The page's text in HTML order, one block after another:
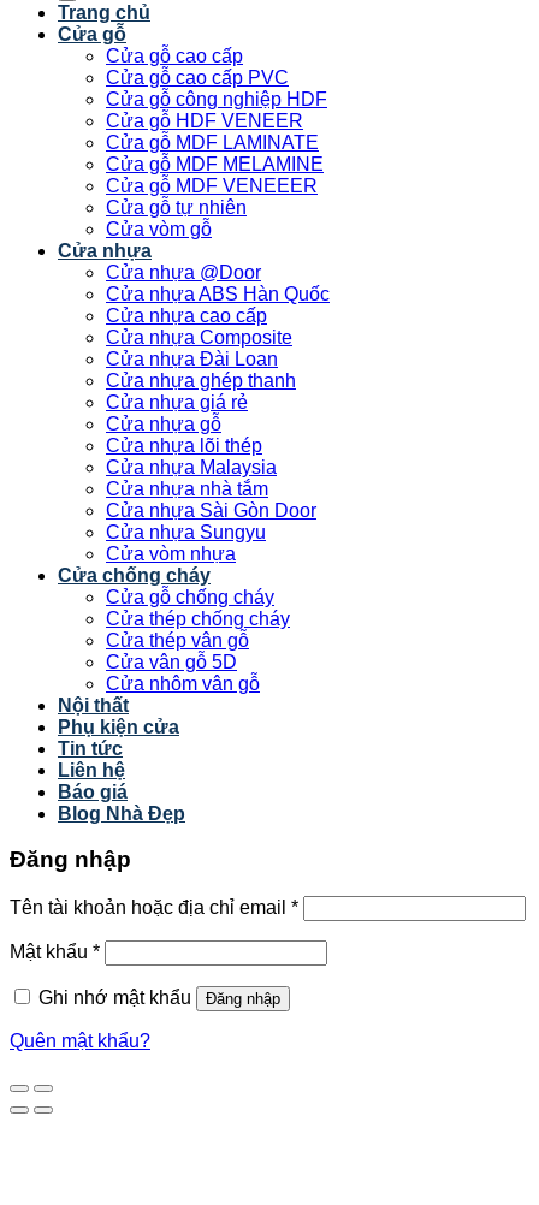
Trang chủ
Cửa gỗ
Cửa gỗ cao cấp
Cửa gỗ cao cấp PVC
Cửa gỗ công nghiệp HDF
Cửa gỗ HDF VENEER
Cửa gỗ MDF LAMINATE
Cửa gỗ MDF MELAMINE
Cửa gỗ MDF VENEEER
Cửa gỗ tự nhiên
Cửa vòm gỗ
Cửa nhựa
Cửa nhựa @Door
Cửa nhựa ABS Hàn Quốc
Cửa nhựa cao cấp
Cửa nhựa Composite
Cửa nhựa Đài Loan
Cửa nhựa ghép thanh
Cửa nhựa giá rẻ
Cửa nhựa gỗ
Cửa nhựa lõi thép
Cửa nhựa Malaysia
Cửa nhựa nhà tắm
Cửa nhựa Sài Gòn Door
Cửa nhựa Sungyu
Cửa vòm nhựa
Cửa chống cháy
Cửa gỗ chống cháy
Cửa thép chống cháy
Cửa thép vân gỗ
Cửa vân gỗ 5D
Cửa nhôm vân gỗ
Nội thất
Phụ kiện cửa
Tin tức
Liên hệ
Báo giá
Blog Nhà Đẹp
Đăng nhập
Tên tài khoản hoặc địa chỉ email *
Mật khẩu *
Ghi nhớ mật khẩu Đăng nhập
Quên mật khẩu?